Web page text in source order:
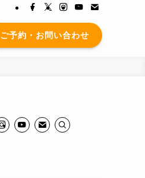
ご予約・お問い合わせ